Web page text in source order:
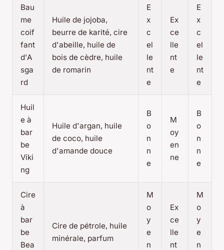
Bau
me
coif
fant
d'A
sga
rd
Huile de jojoba,
beurre de karité, cire
d'abeille, huile de
bois de cèdre, huile
de romarin
E
x
c
el
le
nt
e
Ex
ce
lle
nt
e
E
x
c
el
le
nt
e
Huil
e à
bar
be
Viki
ng
Huile d'argan, huile
de coco, huile
d'amande douce
B
o
n
n
e
M
oy
en
ne
B
o
n
n
e
Cire
à
bar
be
Bea
Cire de pétrole, huile
minérale, parfum
M
o
y
e
n
Ex
ce
lle
nt
M
o
y
e
n